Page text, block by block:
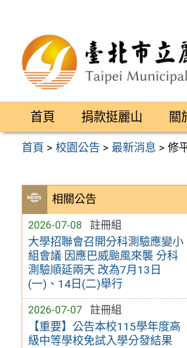
區
首頁 捐款挺麗山 關
首頁 >校園公告 > 最新消息 >修
相關公告
2026-07-08 註冊組
大學招聯會召開分科測驗應變小
組會議 因應巴威颱風來襲 分科
測驗順延兩天 改為7月13日
(一)、14日(二)舉行
2026-07-07 註冊組
【重要】公告本校115學年度高
級中等學校免試入學分發結果